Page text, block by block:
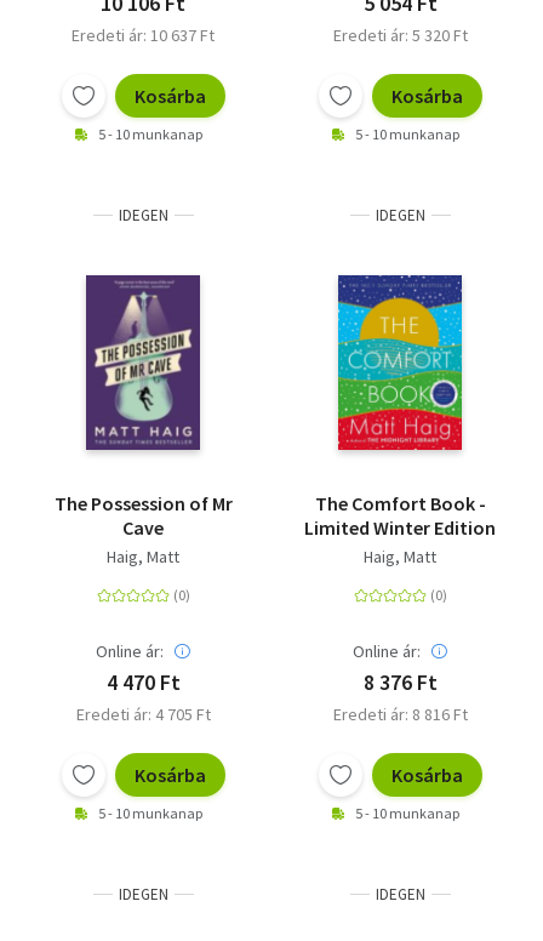
Eredeti ár: 10 637 Ft
Kosárba
5 - 10 munkanap
Eredeti ár: 5 320 Ft
Kosárba
5 - 10 munkanap
IDEGEN
The Possession of Mr
Cave
Haig, Matt
Online ár:
4 470 Ft
Eredeti ár: 4 705 Ft
Kosárba
5 - 10 munkanap
IDEGEN
The Comfort Book -
Limited Winter Edition
Haig, Matt
Online ár:
8 376 Ft
Eredeti ár: 8 816 Ft
Kosárba
5 - 10 munkanap
IDEGEN IDEGEN